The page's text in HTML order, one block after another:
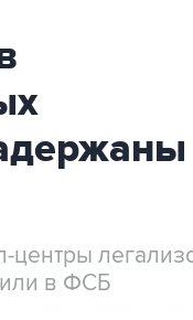
центры
в ФСБ